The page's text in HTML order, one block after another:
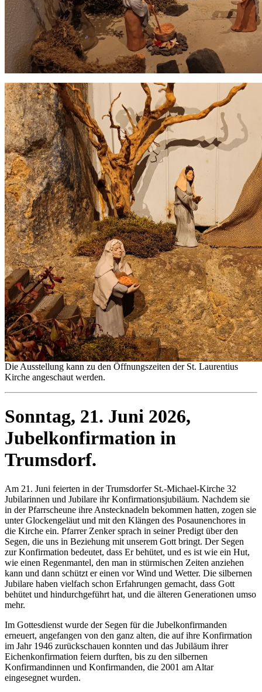
Die Ausstellung kann zu den Öffnungszeiten der St. Laurentius
Kirche angeschaut werden.
Sonntag, 21. Juni 2026,
Jubelkonfirmation in
Trumsdorf.
Am 21. Juni feierten in der Trumsdorfer St.-Michael-Kirche 32
Jubilarinnen und Jubilare ihr Konfirmationsjubiläum. Nachdem sie
in der Pfarrscheune ihre Anstecknadeln bekommen hatten, zogen sie
unter Glockengeläut und mit den Klängen des Posaunenchores in
die Kirche ein. Pfarrer Zenker sprach in seiner Predigt über den
Segen, die uns in Beziehung mit unserem Gott bringt. Der Segen
zur Konfirmation bedeutet, dass Er behütet, und es ist wie ein Hut,
wie einen Regenmantel, den man in stürmischen Zeiten anziehen
kann und dann schützt er einen vor Wind und Wetter. Die silbernen
Jubilare haben vielfach schon Erfahrungen gemacht, dass Gott
behütet und hindurchgeführt hat, und die älteren Generationen umso
mehr.
Im Gottesdienst wurde der Segen für die Jubelkonfirmanden
erneuert, angefangen von den ganz alten, die auf ihre Konfirmation
im Jahr 1946 zurückschauen konnten und das Jubiläum ihrer
Eichenkonfirmation feiern durften, bis zu den silbernen
Konfirmandinnen und Konfirmanden, die 2001 am Altar
eingesegnet wurden.